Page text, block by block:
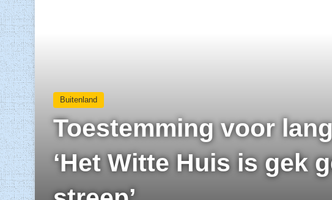
Buitenland
Toestemming voor
‘Het Witte Huis is gek